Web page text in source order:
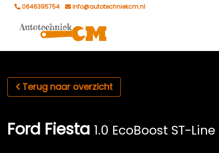
0646395754 info@autotechniekcm.nl
Terug naar overzicht
Ford Fiesta 1.0 EcoBoost ST-Line